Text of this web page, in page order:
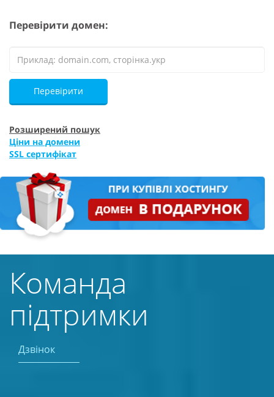
Перевірити домен:
Перевірити
Розширений пошук
Ціни на домени
SSL сертифікат
Команда
підтримки
Дзвінок